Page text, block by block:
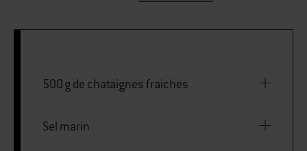
500 g de chataignes fraiches
Sel marin